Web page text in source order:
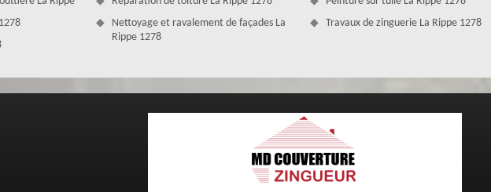
état, parfaitement étanche ; pour qu’elle puisse assurer vous protéger correctement des
donner un excellent confort. N’hésitez surtout pas à contacter notre entreprise de couverture MD
Nettoyage et ravalement de façades La
Rippe 1278
Travaux de zinguerie La Rippe 1278